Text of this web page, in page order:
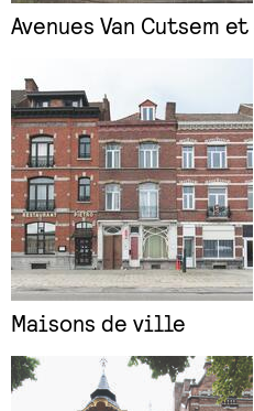
Avenues Van Cutsem
Maisons de ville